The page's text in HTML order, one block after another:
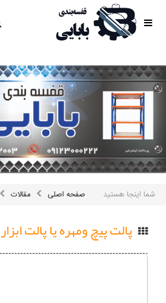
محصولات
مقالات
درباره
تماس
باما
اینستاگرام
سایر
لینک
شما اینجا هستید صفحه اصلی مقالات
پالت پیچ ومهره یا پالت ابزار